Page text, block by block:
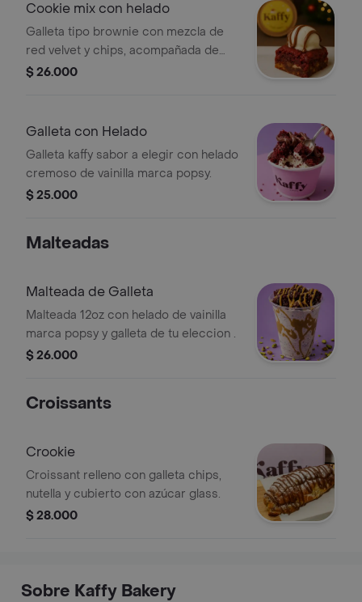
Cookie mix con helado
Galleta tipo brownie con mezcla de
red velvet y chips, acompañada de
helado de vainilla y Nutella.
$ 26.000
Galleta con Helado
Galleta kaffy sabor a elegir con helado
cremoso de vainilla marca popsy.
$ 25.000
Malteadas
Malteada de Galleta
Malteada 12oz con helado de vainilla
marca popsy y galleta de tu eleccion .
$ 26.000
Croissants
Crookie
Croissant relleno con galleta chips,
nutella y cubierto con azúcar glass.
$ 28.000
Sobre Kaffy Bakery